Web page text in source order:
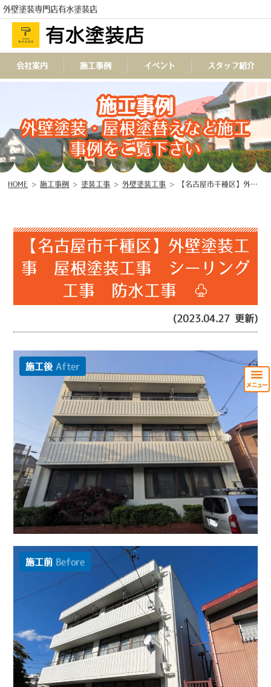
外壁塗装専門店有水塗装店
TEL
会社案内 施工事例 イベント スタッフ紹介
施工事例
外壁塗装・屋根塗替えなど施工
事例をご覧下さい
HOME > 施工事例 > 塗装工事 >外壁塗装工事 > 【名古屋市千種区】外壁塗装工事 屋根塗装工事 シーリング工事 防水工事 ♧
【名古屋市千種区】外壁塗装工
事 屋根塗装工事 シーリング
工事 防水工事 ♧
(2023.04.27 更新)
施工後 After
施工前 Before